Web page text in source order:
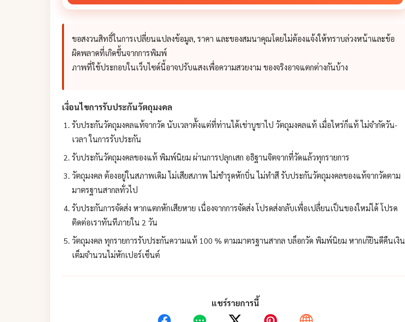
ขอสงวนสิทธิ์ในการเปลี่ยนแปลงข้อมูล, ราคา และของสมนาคุณโดยไม่ต้องแจ้งให้ทราบล่วงหน้าและข้อ
ผิดพลาดที่เกิดขึ้นจากการพิมพ์
ภาพที่ใช้ประกอบในเว็บไซด์นี้อาจปรับแสงเพื่อความสวยงาม ของจริงอาจแตกต่างกันบ้าง
เงื่อนไขการรับประกันวัตถุมงคล
รับประกันวัตถุมงคลแท้จากวัด นับเวลาตั้งแต่ที่ท่านได้เช่าบูชาไป วัตถุมงคลแท้ เมื่อไหร่ก็แท้ ไม่จำกัดวัน-
เวลา ในการรับประกัน
รับประกันวัตถุมงคลของแท้ พิมพ์นิยม ผ่านการปลุกเสก อธิฐานจิตจากที่วัดแล้วทุกรายการ
วัตถุมงคล ต้องอยู่ในสภาพเดิม ไม่เสียสภาพ ไม่ชำรุดหักบิ่น ไม่ทำสี รับประกันวัตถุมงคลของแท้จากวัดตาม
มาตรฐานสากลทั่วไป
รับประกันการจัดส่ง หากแตกหักเสียหาย เนื่องจากการจัดส่ง โปรดส่งกลับเพื่อเปลื่ยนเป็นของใหม่ได้ โปรด
ติดต่อเราทันทีภายใน 2 วัน
วัตถุมงคล ทุกรายการรับประกันความแท้ 100 % ตามมาตรฐานสากล บล็อกวัด พิมพ์นิยม หากเก๊ยินดีคืนเงิน
เต็มจำนวนไม่หักเปอร์เซ็นต์
แชร์รายการนี้